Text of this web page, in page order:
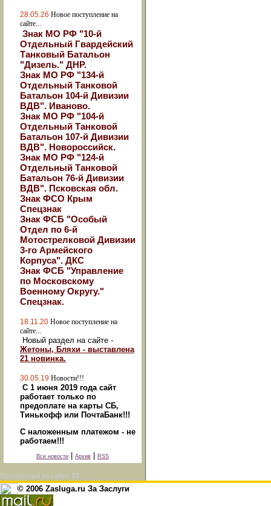
28.05.26 Новое поступление на
сайте...
Знак МО РФ "10-й
Отдельный Гвардейский
Танковый Батальон
"Дизель." ДНР.
Знак МО РФ "134-й
Отдельный Танковой
Батальон 104-й Дивизии
ВДВ". Иваново.
Знак МО РФ "104-й
Отдельный Танковой
Батальон 107-й Дивизии
ВДВ". Новороссийск.
Знак МО РФ "124-й
Отдельный Танковой
Батальон 76-й Дивизии
ВДВ". Псковская обл.
Знак ФСО Крым
Спецзнак
Знак ФСБ "Особый
Отдел по 6-й
Мотострелковой Дивизии
3-го Армейского
Корпуса". ДКС
Знак ФСБ "Управление
по Московскому
Военному Округу."
Спецзнак.
18.11.20 Новое поступление на
сайте...
Новый раздел на сайте -
Жетоны, Бляхи - выставлена
21 новинка.
30.05.19 Новости!!!
С 1 июня 2019 года сайт
работает только по
предоплате на карты СБ,
Тинькофф или ПочтаБанк!!!
С наложенным платежом - не
работаем!!!
Все новости Архив RSS
Посетителей на сайте: 67
© 2006 Zasluga.ru За Заслуги